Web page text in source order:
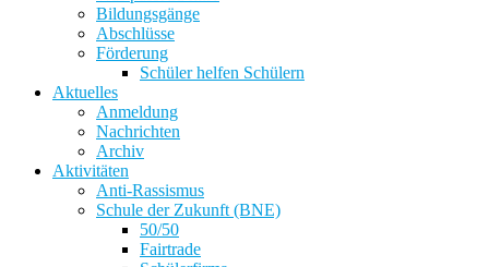
Bildungsgänge
Abschlüsse
Förderung
Schüler helfen Schülern
Aktuelles
Anmeldung
Nachrichten
Archiv
Aktivitäten
Anti-Rassismus
Schule der Zukunft (BNE)
50/50
Fairtrade